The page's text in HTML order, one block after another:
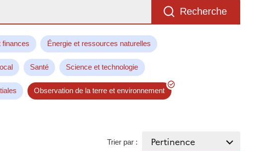
Recherche
finances Énergie et ressources naturelles
Santé Science et technologie
Observation de la terre et environnement
Trier par :